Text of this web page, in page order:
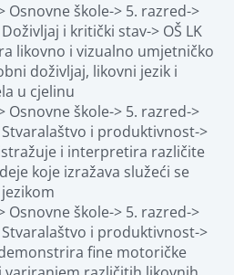
Osnovne škole-> 5. razred->
i kritički stav-> OŠ LK
likovno i vizualno umjetničko
doživljaj, likovni jezik i
u cjelinu
Osnovne škole-> 5. razred->
i produktivnost->
istražuje i interpretira različite
koje izražava služeći se
Osnovne škole-> 5. razred->
i produktivnost->
demonstrira fine motoričke